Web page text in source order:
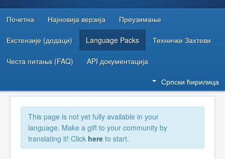
РЕСУРСИ ЗА РАЗВОЈ
Почетна Најновија верзија Преузимање
Екстензије (додаци) Language Packs Технички Захтеви
Честа питања (FAQ) API документација
Српски ћирилица
This page is not yet fully available in your
language. Make a gift to your community by
translating it! Click here to start.